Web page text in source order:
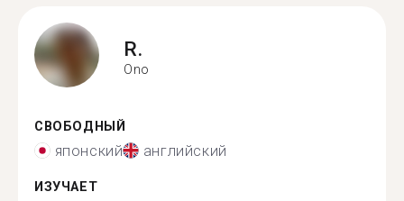
R.
Ono
СВОБОДНЫЙ
японский английский
ИЗУЧАЕТ